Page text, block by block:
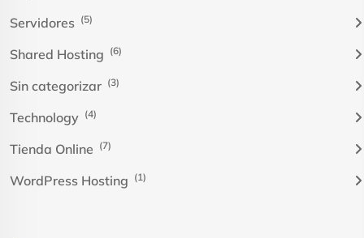
Servidores (5)
Shared Hosting (6)
Sin categorizar (3)
Technology (4)
Tienda Online (7)
WordPress Hosting (1)